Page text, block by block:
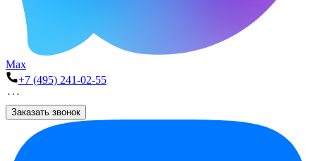
Max
+7 (495) 241-02-55
Заказать звонок